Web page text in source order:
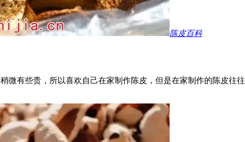
陈皮百科
微有些贵，所以喜欢自己在家制作陈皮，但是在家制作的陈皮往